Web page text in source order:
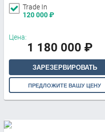
Trade In
120 000₽
Цена:
1 180 000 ₽
ЗАРЕЗЕРВИРОВАТЬ
ПРЕДЛОЖИТЕ ВАШУ ЦЕНУ